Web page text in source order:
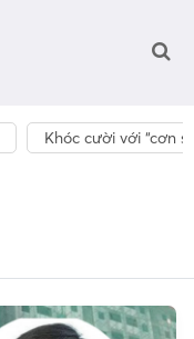
Khóc cười với “cơn